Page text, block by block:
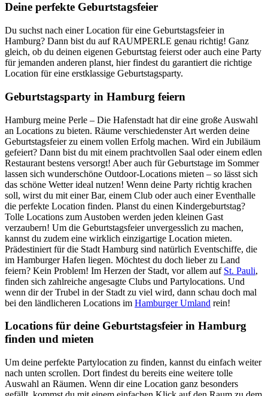
Deine perfekte Geburtstagsfeier
Du suchst nach einer Location für eine Geburtstagsfeier in
Hamburg? Dann bist du auf RAUMPERLE genau richtig! Ganz
gleich, ob du deinen eigenen Geburtstag feierst oder auch eine Party
für jemanden anderen planst, hier findest du garantiert die richtige
Location für eine erstklassige Geburtstagsparty.
Geburtstagsparty in Hamburg feiern
Hamburg meine Perle – Die Hafenstadt hat dir eine große Auswahl
an Locations zu bieten. Räume verschiedenster Art werden deine
Geburtstagsfeier zu einem vollen Erfolg machen. Wird ein Jubiläum
gefeiert? Dann bist du mit einem prachtvollen Saal oder einem edlen
Restaurant bestens versorgt! Aber auch für Geburtstage im Sommer
lassen sich wunderschöne Outdoor-Locations mieten – so lässt sich
das schöne Wetter ideal nutzen! Wenn deine Party richtig krachen
soll, wirst du mit einer Bar, einem Club oder auch einer Eventhalle
die perfekte Location finden. Planst du einen Kindergeburtstag?
Tolle Locations zum Austoben werden jeden kleinen Gast
verzaubern! Um die Geburtstagsfeier unvergesslich zu machen,
kannst du zudem eine wirklich einzigartige Location mieten.
Prädestiniert für die Stadt Hamburg sind natürlich Eventschiffe, die
im Hamburger Hafen liegen. Möchtest du doch lieber zu Land
feiern? Kein Problem! Im Herzen der Stadt, vor allem auf St. Pauli,
finden sich zahlreiche angesagte Clubs und Partylocations. Und
wenn dir der Trubel in der Stadt zu viel wird, dann schau doch mal
bei den ländlicheren Locations im Hamburger Umland rein!
Locations für deine Geburtstagsfeier in Hamburg
finden und mieten
Um deine perfekte Partylocation zu finden, kannst du einfach weiter
nach unten scrollen. Dort findest du bereits eine weitere tolle
Auswahl an Räumen. Wenn dir eine Location ganz besonders